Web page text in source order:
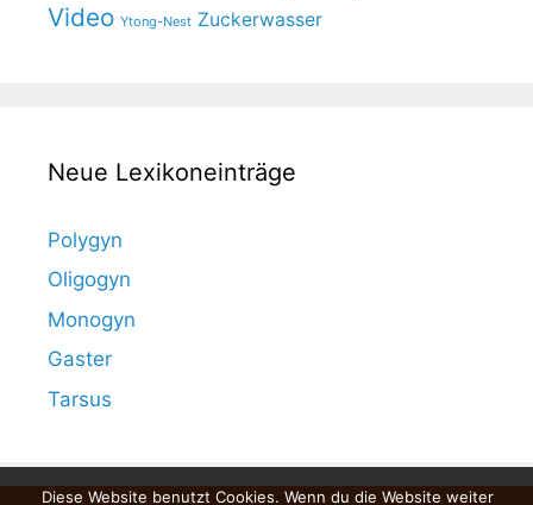
Video Ytong-Nest Zuckerwasser
Neue Lexikoneinträge
Polygyn
Oligogyn
Monogyn
Gaster
Tarsus
Diese Website benutzt Cookies. Wenn du die Website weiter